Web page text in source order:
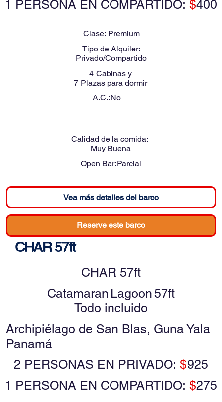
1 PERSONA EN COMPARTIDO: $400
Clase: Premium
Tipo de Alquiler:
Privado/Compartido
4 Cabinas y
7 Plazas para dormir
A.C.:No
Calidad de la comida:
Muy Buena
Open Bar:Parcial
Vea más detalles del barco
Reserve este barco
CHAR 57ft
CHAR 57ft
Catamaran Lagoon57ft
Todo incluido
Archipiélago de San Blas, Guna Yala
Panamá
2 PERSONAS EN PRIVADO:$925
1 PERSONA EN COMPARTIDO: $275